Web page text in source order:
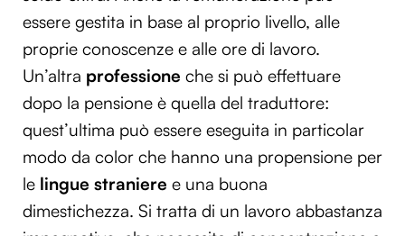
essere gestita in base al proprio livello, alle
proprie conoscenze e alle ore di lavoro.
Un’altra professione che si può effettuare
dopo la pensione è quella del traduttore:
quest’ultima può essere eseguita in particolar
modo da color che hanno una propensione per
le lingue straniere e una buona
dimestichezza. Si tratta di un lavoro abbastanza